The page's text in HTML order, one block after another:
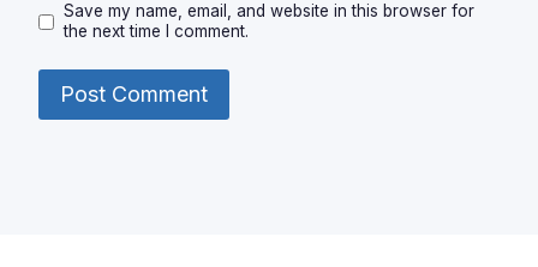
Save my name, email, and website in this browser for
the next time I comment.